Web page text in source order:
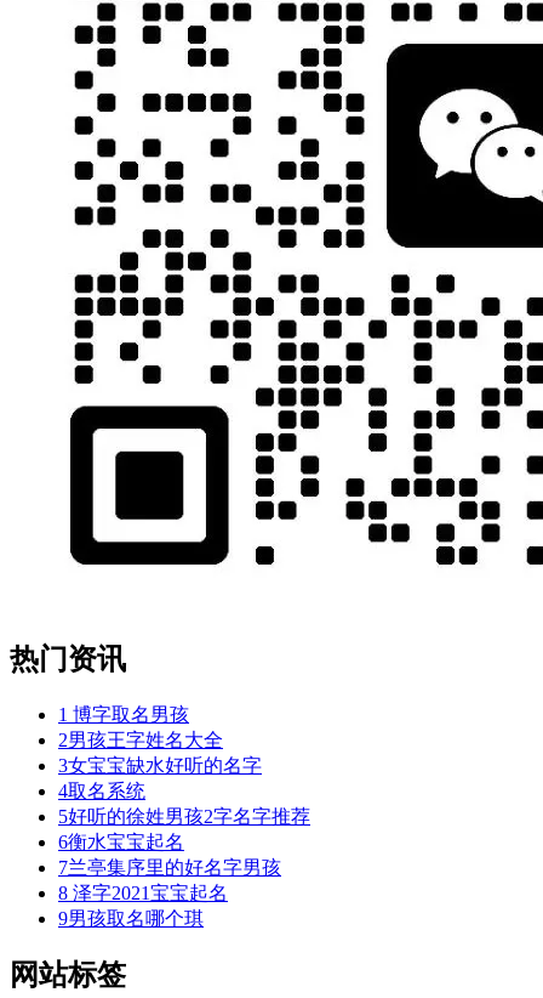
热门资讯
1 博字取名男孩
2男孩王字姓名大全
3女宝宝缺水好听的名字
4取名系统
5好听的徐姓男孩2字名字推荐
6衡水宝宝起名
7兰亭集序里的好名字男孩
8 泽字2021宝宝起名
9男孩取名哪个琪
网站标签